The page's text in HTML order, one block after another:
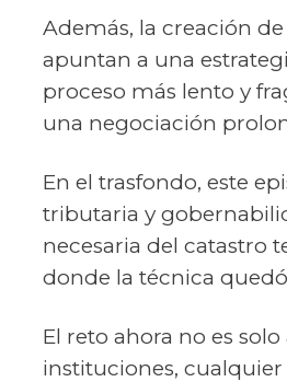
Además, la creación
apuntan a una
proceso más lento y
una negociación
En el trasfondo, este
tributaria y
necesaria del catastro
donde la técnica
El reto ahora no es
instituciones,